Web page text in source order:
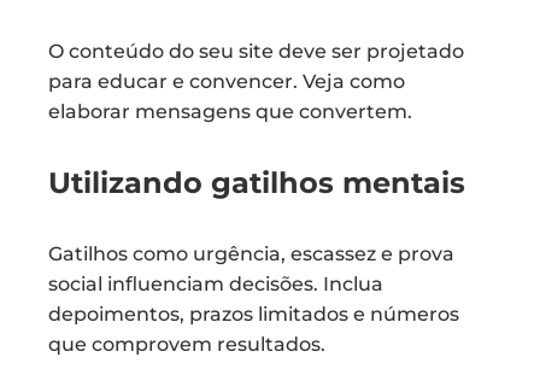
O conteúdo do seu site deve ser projetado
para educar e convencer. Veja como
elaborar mensagens que convertem.
Utilizando gatilhos mentais
Gatilhos como urgência, escassez e prova
social influenciam decisões. Inclua
depoimentos, prazos limitados e números
que comprovem resultados.